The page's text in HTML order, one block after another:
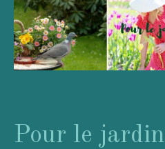
Pour le jardin